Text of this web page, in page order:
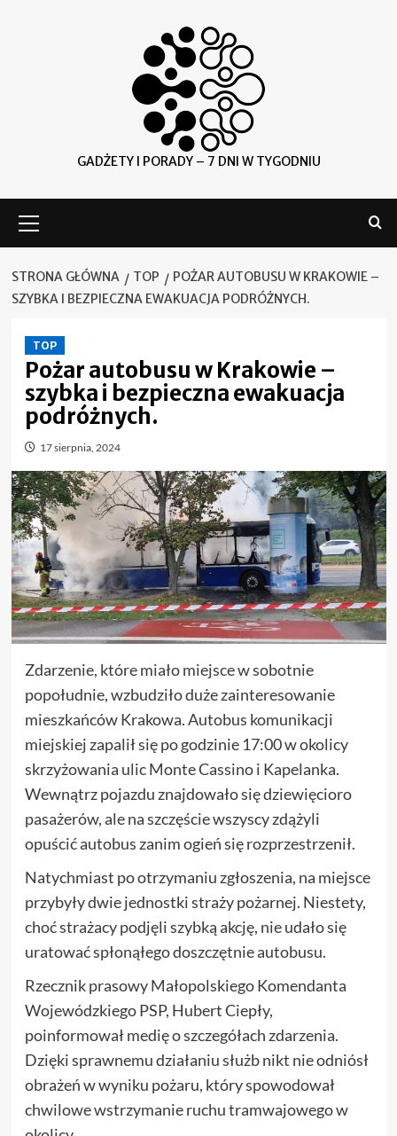
GADŻETY I PORADY – 7 DNI W TYGODNIU
główne
STRONA GŁÓWNA TOP
POŻAR AUTOBUSU W KRAKOWIE –
SZYBKA I BEZPIECZNA EWAKUACJA PODRÓŻNYCH.
TOP
Pożar autobusu w Krakowie –
szybka i bezpieczna ewakuacja
podróżnych.
17 sierpnia, 2024
Zdarzenie, które miało miejsce w sobotnie
popołudnie, wzbudziło duże zainteresowanie
mieszkańców Krakowa. Autobus komunikacji
miejskiej zapalił się po godzinie 17:00 w okolicy
skrzyżowania ulic Monte Cassino i Kapelanka.
Wewnątrz pojazdu znajdowało się dziewięcioro
pasażerów, ale na szczęście wszyscy zdążyli
opuścić autobus zanim ogień się rozprzestrzenił.
Natychmiast po otrzymaniu zgłoszenia, na miejsce
przybyły dwie jednostki straży pożarnej. Niestety,
choć strażacy podjęli szybką akcję, nie udało się
uratować spłonąłego doszczętnie autobusu.
Rzecznik prasowy Małopolskiego Komendanta
Wojewódzkiego PSP, Hubert Ciepły,
poinformował medię o szczegółach zdarzenia.
Dzięki sprawnemu działaniu służb nikt nie odniósł
obrażeń w wyniku pożaru, który spowodował
chwilowe wstrzymanie ruchu tramwajowego w